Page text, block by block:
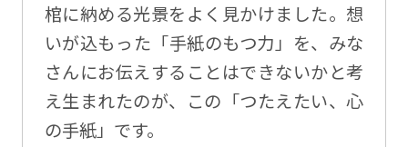
棺に納める光景をよく見かけました。想
いが込もった「手紙のもつ力」を、みな
さんにお伝えすることはできないかと考
え生まれたのが、この「つたえたい、心
の手紙」です。